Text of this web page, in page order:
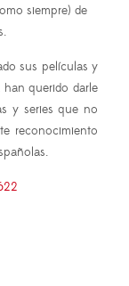
siempre) de
sus películas y
querido darle
y series que no
reconocimiento